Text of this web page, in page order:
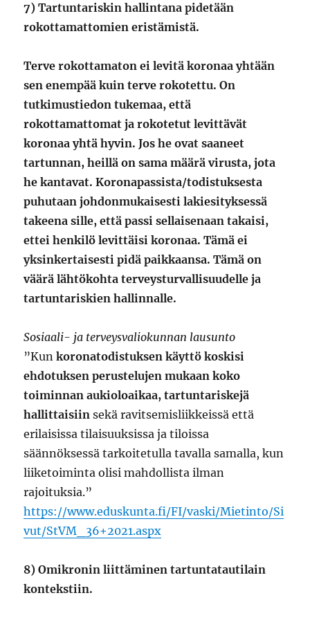
7) Tartuntariskin hallintana pidetään
rokottamattomien eristämistä.
Terve rokottamaton ei levitä koronaa yhtään
sen enempää kuin terve rokotettu. On
tutkimustiedon tukemaa, että
rokottamattomat ja rokotetut levittävät
koronaa yhtä hyvin. Jos he ovat saaneet
tartunnan, heillä on sama määrä virusta, jota
he kantavat. Koronapassista/todistuksesta
puhutaan johdonmukaisesti lakiesityksessä
takeena sille, että passi sellaisenaan takaisi,
ettei henkilö levittäisi koronaa. Tämä ei
yksinkertaisesti pidä paikkaansa. Tämä on
väärä lähtökohta terveysturvallisuudelle ja
tartuntariskien hallinnalle.
Sosiaali- ja terveysvaliokunnan lausunto
”Kun koronatodistuksen käyttö koskisi
ehdotuksen perustelujen mukaan koko
toiminnan aukioloaikaa, tartuntariskejä
hallittaisiin sekä ravitsemisliikkeissä että
erilaisissa tilaisuuksissa ja tiloissa
säännöksessä tarkoitetulla tavalla samalla, kun
liiketoiminta olisi mahdollista ilman
rajoituksia.”
https://www.eduskunta.fi/FI/vaski/Mietinto/Si
vut/StVM_36+2021.aspx
8) Omikronin liittäminen tartuntatautilain
kontekstiin.